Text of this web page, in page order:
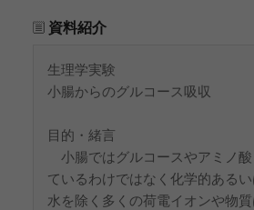
資料紹介
生理学実験
小腸からのグルコース吸収
目的・緒言
小腸ではグルコースやアミノ
ているわけではなく化学的ある
水を除く多くの荷電イオンや物